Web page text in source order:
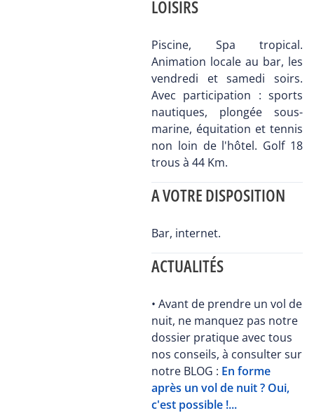
LOISIRS
Piscine, Spa tropical.
Animation locale au bar, les
vendredi et samedi soirs.
Avec participation : sports
nautiques, plongée sous-
marine, équitation et tennis
non loin de l'hôtel. Golf 18
trous à 44 Km.
A VOTRE DISPOSITION
Bar, internet.
ACTUALITÉS
• Avant de prendre un vol de
nuit, ne manquez pas notre
dossier pratique avec tous
nos conseils, à consulter sur
notre BLOG : En forme
après un vol de nuit ? Oui,
c'est possible !...